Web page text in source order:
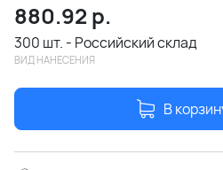
880.92 р.
300 шт. - Российский склад
ВИД НАНЕСЕНИЯ
В